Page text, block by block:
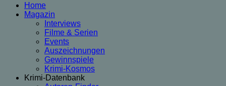
Home
Magazin
Interviews
Filme & Serien
Events
Auszeichnungen
Gewinnspiele
Krimi-Kosmos
Krimi-Datenbank